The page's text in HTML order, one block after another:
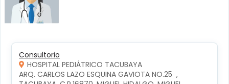
Consultorio
HOSPITAL PEDIÁTRICO TACUBAYA
ARQ. CARLOS LAZO ESQUINA GAVIOTA NO.25  ,